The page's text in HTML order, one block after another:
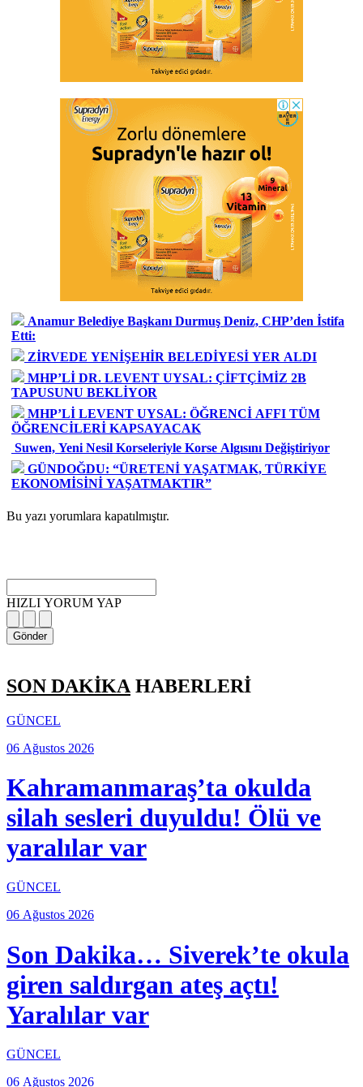
Anamur Belediye Başkanı Durmuş Deniz, CHP’den İstifa
Etti:
ZİRVEDE YENİŞEHİR BELEDİYESİ YER ALDI
MHP’Lİ DR. LEVENT UYSAL: ÇİFTÇİMİZ 2B
TAPUSUNU BEKLİYOR
MHP’Lİ LEVENT UYSAL: ÖĞRENCİ AFFI TÜM
ÖĞRENCİLERİ KAPSAYACAK
Suwen, Yeni Nesil Korseleriyle Korse Algısını Değiştiriyor
GÜNDOĞDU: “ÜRETENİ YAŞATMAK, TÜRKİYE
EKONOMİSİNİ YAŞATMAKTIR”
Bu yazı yorumlara kapatılmıştır.
HIZLI YORUM YAP
Gönder
SON DAKİKA HABERLERİ
GÜNCEL
06 Ağustos 2026
Kahramanmaraş’ta okulda
silah sesleri duyuldu! Ölü ve
yaralılar var
GÜNCEL
06 Ağustos 2026
Son Dakika… Siverek’te okula
giren saldırgan ateş açtı!
Yaralılar var
GÜNCEL
06 Ağustos 2026